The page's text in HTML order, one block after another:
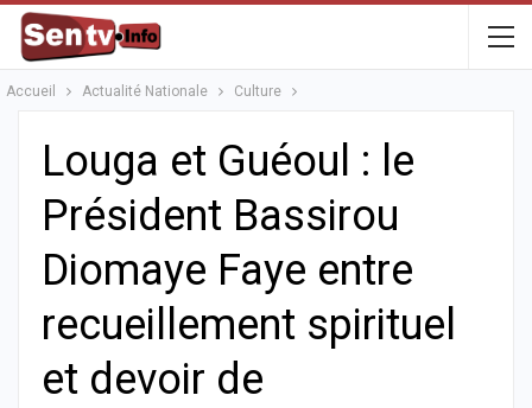
Accueil Actualité Nationale Culture
Louga et Guéoul : le
Président Bassirou
Diomaye Faye entre
recueillement spirituel
et devoir de